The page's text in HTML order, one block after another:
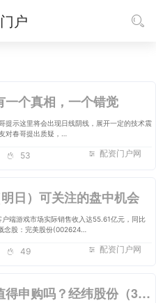
户
一个真相，一个错觉
提示这里将会出现日线阴线，展开一定的技术震
对春哥提出质疑，…
配资门户网
53
日）可关注的盘中机会
端游戏市场实际销售收入达55.61亿元，同比
念股：完美股份(002624…
配资门户网
49
经纬股份值得申购吗？经纬股份（301390）股票申购价值前景怎么样